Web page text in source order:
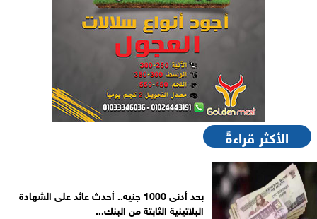
الأكثر قراءةً
بحد أدنى 1000 جنيه.. أحدث عائد على الشهادة
البلاتينية الثابتة من البنك...